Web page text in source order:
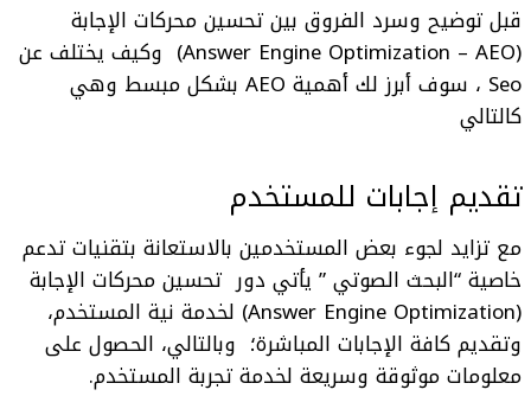
قبل توضيح وسرد الفروق بينتحسين محركات الإجابة
(Answer Engine Optimization – AEO)
وكيف يختلف عن
Seo ، سوف أبرز لك أهمية AEO بشكل مبسط وهي
كالتالي
تقديم إجابات للمستخدم
مع تزايد لجوء بعض المستخدمين بالاستعانة بتقنيات تدعم
خاصية “البحث الصوتي ” يأتي دور تحسينمحركات الإجابة
(Answer Engine Optimization)
لخدمة نية المستخدم،
وتقديم كافة الإجابات المباشرة؛ وبالتالي، الحصول على
معلومات موثوقة وسريعة لخدمة تجربة المستخدم.